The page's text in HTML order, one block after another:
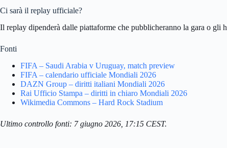
Ci sarà il replay ufficiale?
Il replay dipenderà dalle piattaforme che pubblicheranno la gara o
Fonti
FIFA – Saudi Arabia v Uruguay, match preview
FIFA – calendario ufficiale Mondiali 2026
DAZN Group – diritti italiani Mondiali 2026
Rai Ufficio Stampa – diritti in chiaro Mondiali 2026
Wikimedia Commons – Hard Rock Stadium
Ultimo controllo fonti: 7 giugno 2026, 17:15 CEST.